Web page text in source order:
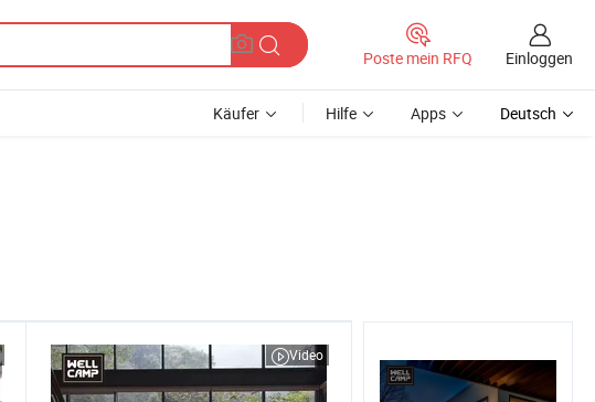
Poste mein RFQ Einloggen
Käufer Hilfe Apps Deutsch
Video